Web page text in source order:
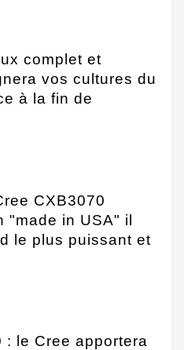
complet et
vos cultures du
à la fin de
CXB3070
"made in USA" il
le plus puissant et
: le Cree apportera